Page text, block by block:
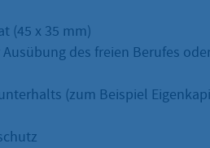
(45 x 35 mm)
des freien Berufes
(zum Beispiel